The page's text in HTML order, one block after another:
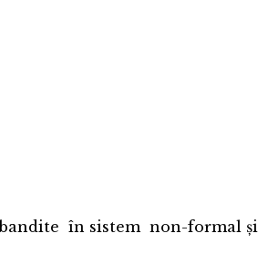
în sistem non-formal și